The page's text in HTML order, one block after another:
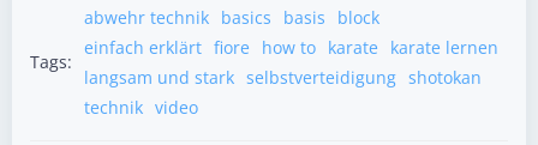
Tags:
abwehr technik basics basis
block
einfach erklärt fiore how to karate
karate lernen
langsam und stark selbstverteidigung shotokan
technik video